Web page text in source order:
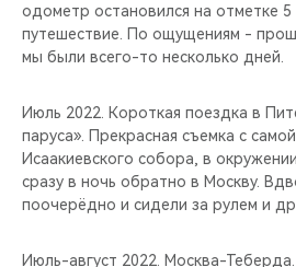
одометр остановился на отметке 5
путешествие. По ощущениям -
мы были всего-то несколько дней.
Июль 2022. Короткая поездка в
паруса». Прекрасная съемка с
Исаакиевского собора, в
сразу в ночь обратно в Москву.
поочерёдно и сидели за рулем и
Июль-август 2022. Москва-